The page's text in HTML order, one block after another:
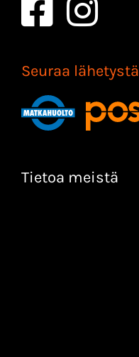
Seuraa lähetystä
Tietoa meistä